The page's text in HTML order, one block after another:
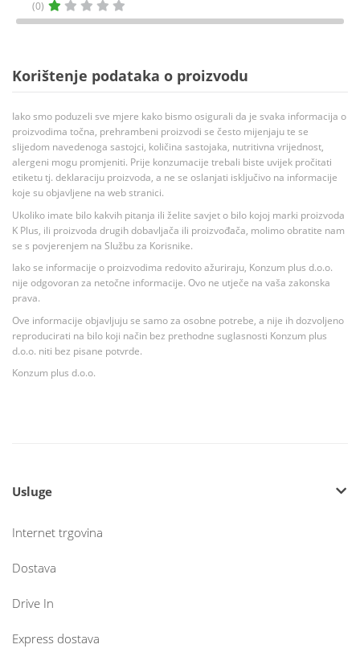
(0)
Korištenje podataka o proizvodu
Iako smo poduzeli sve mjere kako bismo osigurali da je svaka informacija o
proizvodima točna, prehrambeni proizvodi se često mijenjaju te se
slijedom navedenoga sastojci, količina sastojaka, nutritivna vrijednost,
alergeni mogu promjeniti. Prije konzumacije trebali biste uvijek pročitati
etiketu tj. deklaraciju proizvoda, a ne se oslanjati isključivo na informacije
koje su objavljene na web stranici.
Ukoliko imate bilo kakvih pitanja ili želite savjet o bilo kojoj marki proizvoda
K Plus, ili proizvoda drugih dobavljača ili proizvođača, molimo obratite nam
se s povjerenjem na Službu za Korisnike.
Iako se informacije o proizvodima redovito ažuriraju, Konzum plus d.o.o.
nije odgovoran za netočne informacije. Ovo ne utječe na vaša zakonska
prava.
Ove informacije objavljuju se samo za osobne potrebe, a nije ih dozvoljeno
reproducirati na bilo koji način bez prethodne suglasnosti Konzum plus
d.o.o. niti bez pisane potvrde.
Konzum plus d.o.o.
Usluge
Internet trgovina
Dostava
Drive In
Express dostava